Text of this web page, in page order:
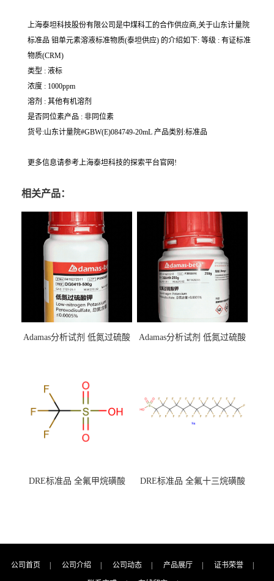
上海泰坦科技股份有限公司是中煤科工的合作供应商,关于山东计量院
标准品 钼单元素溶液标准物质(泰坦供应) 的介绍如下: 等级 : 有证标准
物质(CRM)
类型 : 液标
浓度 : 1000ppm
溶剂 : 其他有机溶剂
是否同位素产品 : 非同位素
货号:山东计量院#GBW(E)084749-20mL 产品类别:标准品
更多信息请参考上海泰坦科技的探索平台官网!
相关产品：
Adamas分析试剂 低氮过硫酸
（泰坦现货供应）
Adamas分析试剂 低氮过硫酸
DRE标准品 全氟甲烷磺酸
DRE标准品 全氟十三烷磺酸
公司首页 公司介绍 公司动态 产品展厅 证书荣誉